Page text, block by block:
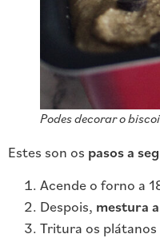
Podes decorar o
Estes son os pasos a
Acende o forno a
Despois, mestura
Tritura os plátanos